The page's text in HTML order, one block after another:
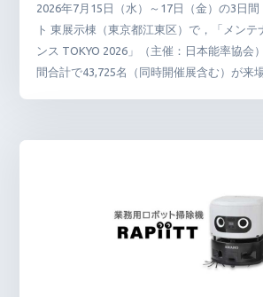
2026年7月15日（水）～17日（金）の3日間
ト 東展示棟（東京都江東区）で，「メンテ
ンス TOKYO 2026」（主催：日本能率協会
間合計で43,725名（同時開催展含む）が来